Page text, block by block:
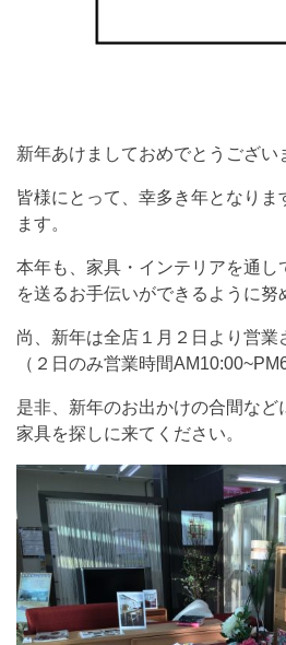
新年あけましておめでとうござい
皆様にとって、幸多き年となり
ます。
本年も、家具・インテリアを通し
を送るお手伝いができるように努
尚、新年は全店１月２日より営業
（２日のみ営業時間
是非、新年のお出かけの合間など
家具を探しに来てください。